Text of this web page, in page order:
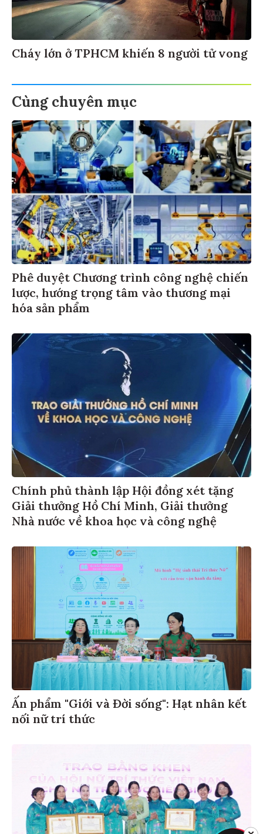
Cháy lớn ở TPHCM khiến 8 người tử vong
Cùng chuyên mục
Phê duyệt Chương trình công nghệ chiến
lược, hướng trọng tâm vào thương mại
hóa sản phẩm
Chính phủ thành lập Hội đồng xét tặng
Giải thưởng Hồ Chí Minh, Giải thưởng
Nhà nước về khoa học và công nghệ
Ấn phẩm "Giới và Đời sống": Hạt nhân kết
nối nữ trí thức